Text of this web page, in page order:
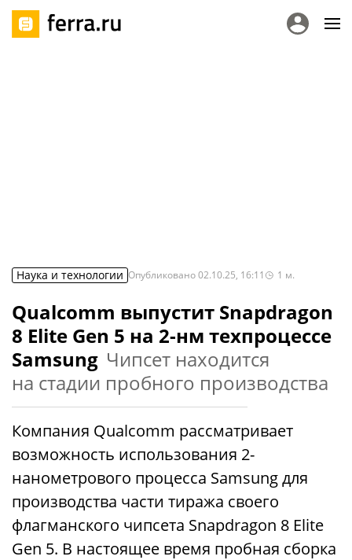
Наука и технологии Опубликовано02.10.25, 16:11 1 м.
Qualcomm выпустит Snapdragon
8 Elite Gen 5 на 2-нм техпроцессе
Samsung Чипсет находится
на стадии пробного производства
Компания Qualcomm рассматривает
возможность использования 2-
нанометрового процесса Samsung для
производства части тиража своего
флагманского чипсета Snapdragon 8 Elite
Gen 5. В настоящее время пробная сборка